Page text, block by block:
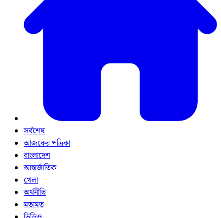
সর্বশেষ
আজকের পত্রিকা
বাংলাদেশ
আন্তর্জাতিক
খেলা
অর্থনীতি
মতামত